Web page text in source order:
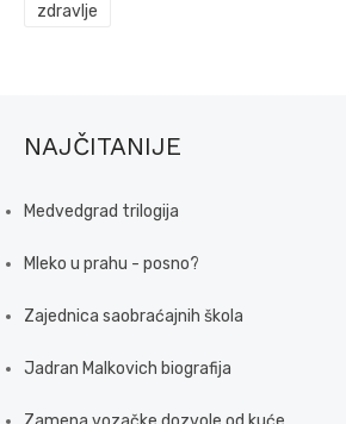
zdravlje
NAJČITANIJE
Medvedgrad trilogija
Mleko u prahu - posno?
Zajednica saobraćajnih škola
Jadran Malkovich biografija